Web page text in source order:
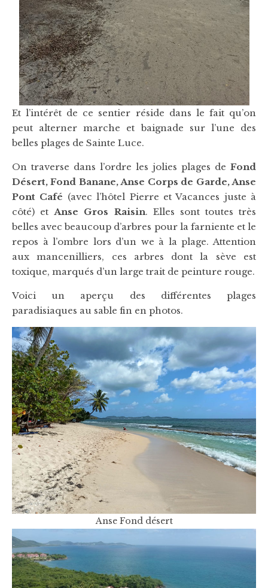
Et l’intérêt de ce sentier réside dans le fait qu’on
peut alterner marche et baignade sur l’une des
belles plages de Sainte Luce.
On traverse dans l’ordre les jolies plages de Fond
Désert, Fond Banane, Anse Corps de Garde, Anse
Pont Café (avec l’hôtel Pierre et Vacances juste à
côté) etAnse Gros Raisin. Elles sont toutes très
belles avec beaucoup d’arbres pour la farniente et le
repos à l’ombre lors d’un we à la plage. Attention
aux mancenilliers, ces arbres dont la sève est
toxique, marqués d’un large trait de peinture rouge.
Voici un aperçu des différentes plages
paradisiaques au sable fin en photos.
Anse Fond désert